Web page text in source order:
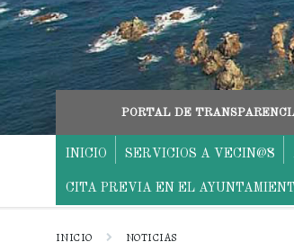
saltar
al
contenido
Saltar
a
la
navegación
principal
Saltar
al
pie
PORTAL DE
INICIO SERVICIOS A VECIN@S
CITA PREVIA EN EL
INICIO NOTICIAS